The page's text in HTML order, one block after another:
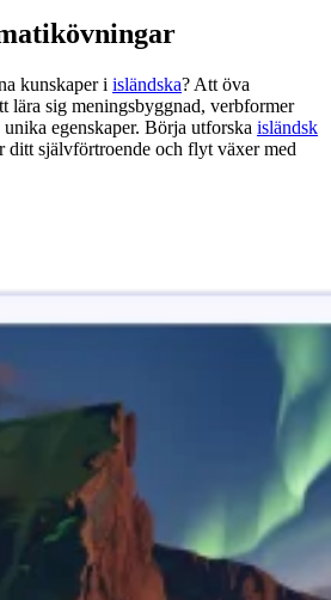
kunskaper i isländska? Att öva
lära sig meningsbyggnad, verbformer
unika egenskaper. Börja utforska isländsk
ditt självförtroende och flyt växer med